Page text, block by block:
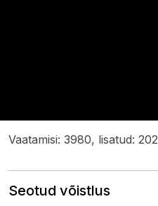
Vaatamisi: 3980, lisatud:
Seotud võistlus